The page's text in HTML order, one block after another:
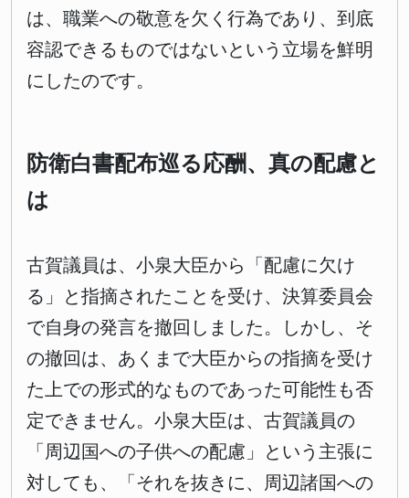
は、職業への敬意を欠く行為であり、到底
容認できるものではないという立場を鮮明
にしたのです。
防衛白書配布巡る応酬、真の配慮と
は
古賀議員は、小泉大臣から「配慮に欠け
る」と指摘されたことを受け、決算委員会
で自身の発言を撤回しました。しかし、そ
の撤回は、あくまで大臣からの指摘を受け
た上での形式的なものであった可能性も否
定できません。小泉大臣は、古賀議員の
「周辺国への子供への配慮」という主張に
対しても、「それを抜きに、周辺諸国への